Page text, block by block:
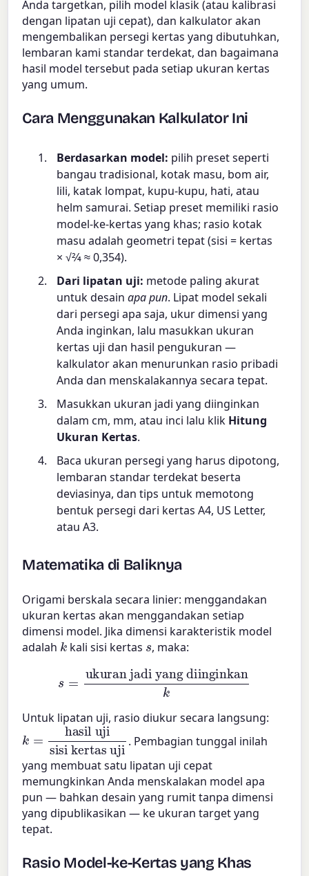
Anda targetkan, pilih model klasik (atau kalibrasi
dengan lipatan uji cepat), dan kalkulator akan
mengembalikan persegi kertas yang dibutuhkan,
lembaran kami standar terdekat, dan bagaimana
hasil model tersebut pada setiap ukuran kertas
yang umum.
Cara Menggunakan Kalkulator Ini
Berdasarkan model: pilih preset seperti
bangau tradisional, kotak masu, bom air,
lili, katak lompat, kupu-kupu, hati, atau
helm samurai. Setiap preset memiliki rasio
model-ke-kertas yang khas; rasio kotak
masu adalah geometri tepat (sisi = kertas
× √2⁄4 ≈ 0,354).
Dari lipatan uji: metode paling akurat
untuk desainapa pun. Lipat model sekali
dari persegi apa saja, ukur dimensi yang
Anda inginkan, lalu masukkan ukuran
kertas uji dan hasil pengukuran —
kalkulator akan menurunkan rasio pribadi
Anda dan menskalakannya secara tepat.
Masukkan ukuran jadi yang diinginkan
dalam cm, mm, atau inci lalu klik Hitung
Ukuran Kertas.
Baca ukuran persegi yang harus dipotong,
lembaran standar terdekat beserta
deviasinya, dan tips untuk memotong
bentuk persegi dari kertas A4, US Letter,
atau A3.
Matematika di Baliknya
Origami berskala secara linier: menggandakan
ukuran kertas akan menggandakan setiap
dimensi model. Jika dimensi karakteristik model
adalah
k
kali sisi kertas
s
, maka:
ukuran jadi yang diinginkank
Untuk lipatan uji, rasio diukur secara langsung:
k hasil uji
sisi kertas uji
. Pembagian tunggal inilah
yang membuat satu lipatan uji cepat
memungkinkan Anda menskalakan model apa
pun — bahkan desain yang rumit tanpa dimensi
yang dipublikasikan — ke ukuran target yang
tepat.
Rasio Model-ke-Kertas yang Khas